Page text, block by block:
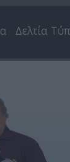
Δελτία